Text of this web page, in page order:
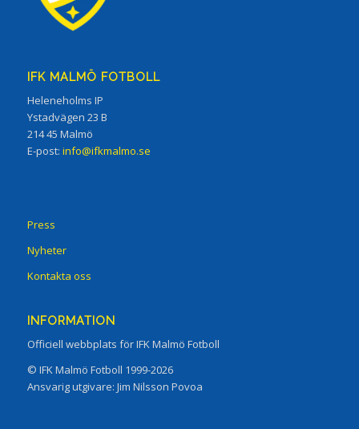
IFK MALMÖ FOTBOLL
Heleneholms IP
Ystadvägen 23 B
214 45 Malmö
E-post: info@ifkmalmo.se
Press
Nyheter
Kontakta oss
INFORMATION
Officiell webbplats för IFK Malmö Fotboll
© IFK Malmö Fotboll 1999-2026
Ansvarig utgivare: Jim Nilsson Povoa